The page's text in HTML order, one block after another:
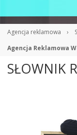
Agencja reklamowa ›
Agencja Reklamowa
SŁOWNIK